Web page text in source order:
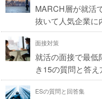
MARCH層が就活
抜いて人気企業に
面接対策
就活の面接で最低
き15の質問と答え
ESの質問と回答集